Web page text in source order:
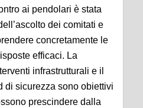
ai pendolari è stata
dei comitati e
concretamente le
efficaci. La
infrastrutturali e il
di sicurezza sono obiettivi
prescindere dalla